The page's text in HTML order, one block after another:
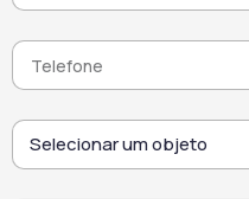
de intervenção. A fórmula
apresenta um perfil seguro
e ecológico. Não contém
COV e respeita tanto o
materiais tratados. Além